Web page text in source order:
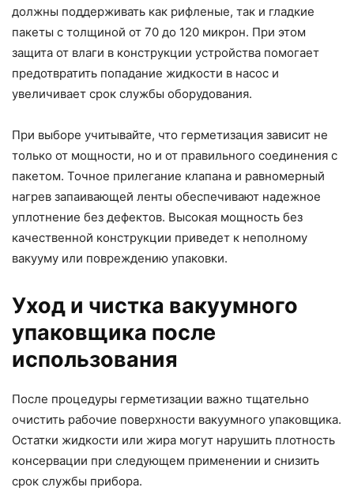
должны поддерживать как рифленые, так и гладкие
пакеты с толщиной от 70 до 120 микрон. При этом
защита от влаги в конструкции устройства помогает
предотвратить попадание жидкости в насос и
увеличивает срок службы оборудования.
При выборе учитывайте, что герметизация зависит не
только от мощности, но и от правильного соединения с
пакетом. Точное прилегание клапана и равномерный
нагрев запаивающей ленты обеспечивают надежное
уплотнение без дефектов. Высокая мощность без
качественной конструкции приведет к неполному
вакууму или повреждению упаковки.
Уход и чистка вакуумного
упаковщика после
использования
После процедуры герметизации важно тщательно
очистить рабочие поверхности вакуумного упаковщика.
Остатки жидкости или жира могут нарушить плотность
консервации при следующем применении и снизить
срок службы прибора.